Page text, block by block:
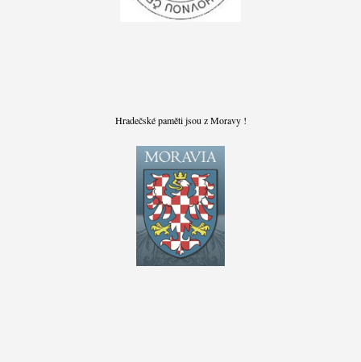
Hradečské paměti jsou z Moravy !